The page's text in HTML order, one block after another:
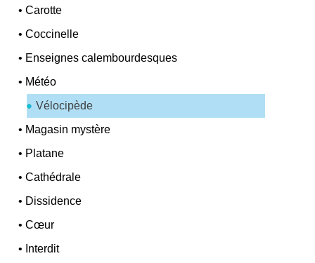
•Carotte
•Coccinelle
• Enseignes calembourdesques
• Météo
Vélocipède
• Magasin mystère
• Platane
•Cathédrale
• Dissidence
•Cœur
• Interdit